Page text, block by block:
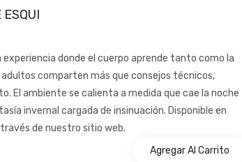
experiencia donde el cuerpo aprende tanto como la
comparten más que consejos técnicos,
El ambiente se calienta a medida que cae la noche
invernal cargada de insinuación. Disponible en
de nuestro sitio web.
Agregar Al Carrito